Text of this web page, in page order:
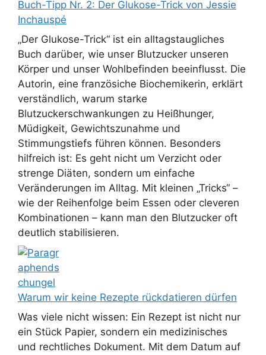
Buch-Tipp Nr. 2: Der Glukose-Trick von Jessie
Inchauspé
„Der Glukose-Trick“ ist ein alltagstaugliches
Buch darüber, wie unser Blutzucker unseren
Körper und unser Wohlbefinden beeinflusst. Die
Autorin, eine französiche Biochemikerin, erklärt
verständlich, warum starke
Blutzuckerschwankungen zu Heißhunger,
Müdigkeit, Gewichtszunahme und
Stimmungstiefs führen können. Besonders
hilfreich ist: Es geht nicht um Verzicht oder
strenge Diäten, sondern um einfache
Veränderungen im Alltag. Mit kleinen „Tricks“ –
wie der Reihenfolge beim Essen oder cleveren
Kombinationen – kann man den Blutzucker oft
deutlich stabilisieren.
Warum wir keine Rezepte rückdatieren dürfen
Was viele nicht wissen: Ein Rezept ist nicht nur
ein Stück Papier, sondern ein medizinisches
und rechtliches Dokument. Mit dem Datum auf